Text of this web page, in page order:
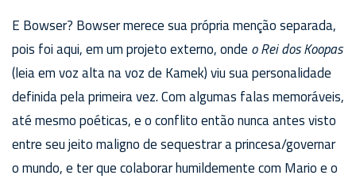
E Bowser? Bowser merece sua própria menção separada,
pois foi aqui, em um projeto externo, onde o Rei dos Koopas
(leia em voz alta na voz de Kamek) viu sua personalidade
definida pela primeira vez. Com algumas falas memoráveis,
até mesmo poéticas, e o conflito então nunca antes visto
entre seu jeito maligno de sequestrar a princesa/governar
o mundo, e ter que colaborar humildemente com Mario e o